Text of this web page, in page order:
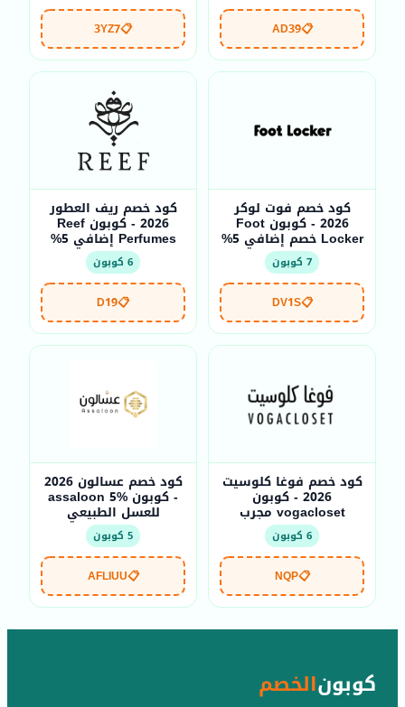
📋
AD39
📋
3YZ7
كود خصم فوت لوكر
2026 - كوبون Foot
Locker خصم إضافي 5%
7 كوبون
📋
DV1S
كود خصم ريف العطور
2026 - كوبون Reef
Perfumes إضافي 5%
6 كوبون
📋
D19
كود خصم فوغا كلوسيت
2026 - كوبون
vogacloset مجرب
6 كوبون
📋
NQP
كود خصم عسالون 2026
- كوبون assaloon 5%
للعسل الطبيعي
5 كوبون
📋
AFLIUU
كوبونالخصم